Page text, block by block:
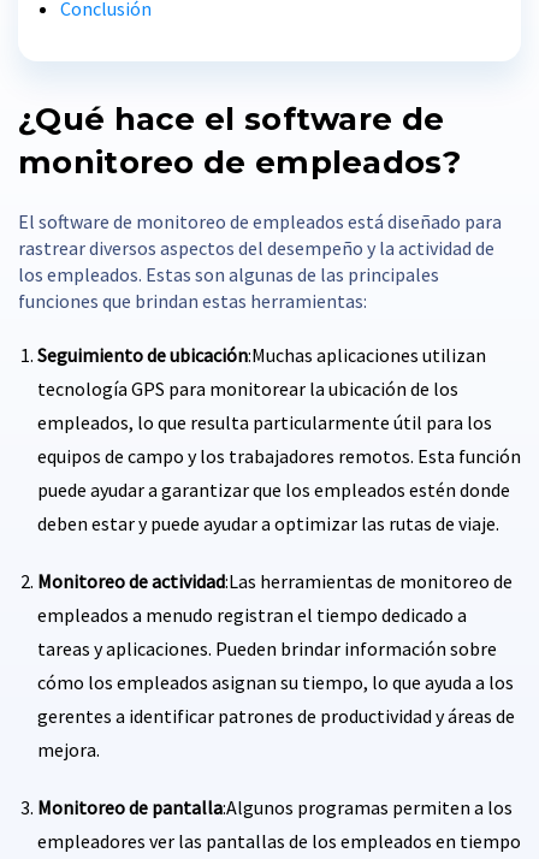
Conclusión
¿Qué hace el software de
monitoreo de empleados?
El software de monitoreo de empleados está diseñado para
rastrear diversos aspectos del desempeño y la actividad de
los empleados. Estas son algunas de las principales
funciones que brindan estas herramientas:
Seguimiento de ubicación:Muchas aplicaciones utilizan
tecnología GPS para monitorear la ubicación de los
empleados, lo que resulta particularmente útil para los
equipos de campo y los trabajadores remotos. Esta función
puede ayudar a garantizar que los empleados estén donde
deben estar y puede ayudar a optimizar las rutas de viaje.
Monitoreo de actividad:Las herramientas de monitoreo de
empleados a menudo registran el tiempo dedicado a
tareas y aplicaciones. Pueden brindar información sobre
cómo los empleados asignan su tiempo, lo que ayuda a los
gerentes a identificar patrones de productividad y áreas de
mejora.
Monitoreo de pantalla:Algunos programas permiten a los
empleadores ver las pantallas de los empleados en tiempo